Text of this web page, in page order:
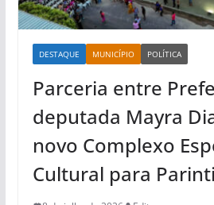
DESTAQUE MUNICÍPIO POLÍTICA
Parceria entre
deputada Mayra
novo Complexo
Cultural para